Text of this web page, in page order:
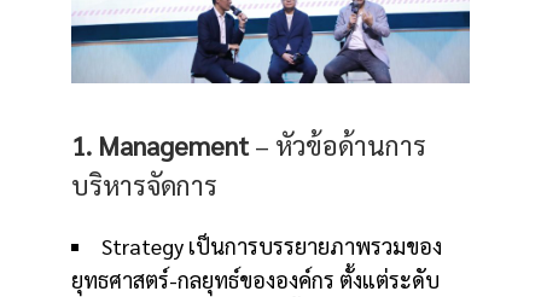
1. Management – หัวข้อด้านการ
บริหารจัดการ
Strategy เป็นการบรรยายภาพรวมของ
ยุทธศาสตร์-กลยุทธ์ขององค์กร ตั้งแต่ระดับ